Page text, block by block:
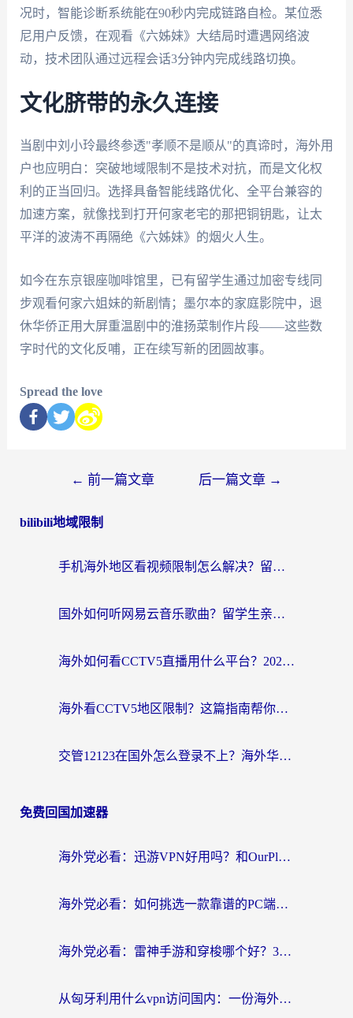
况时，智能诊断系统能在90秒内完成链路自检。某位悉
尼用户反馈，在观看《六姊妹》大结局时遭遇网络波
动，技术团队通过远程会话3分钟内完成线路切换。
文化脐带的永久连接
当剧中刘小玲最终参透"孝顺不是顺从"的真谛时，海外用
户也应明白：突破地域限制不是技术对抗，而是文化权
利的正当回归。选择具备智能线路优化、全平台兼容的
加速方案，就像找到打开何家老宅的那把铜钥匙，让太
平洋的波涛不再隔绝《六姊妹》的烟火人生。
如今在东京银座咖啡馆里，已有留学生通过加密专线同
步观看何家六姐妹的新剧情；墨尔本的家庭影院中，退
休华侨正用大屏重温剧中的淮扬菜制作片段——这些数
字时代的文化反哺，正在续写新的团圆故事。
Spread the love
← 前一篇文章 后一篇文章 →
bilibili地域限制
手机海外地区看视频限制怎么解决？留学生亲测有效的回国加速器指南
国外如何听网易云音乐歌曲？留学生亲测有效的回国加速方案
海外如何看CCTV5直播用什么平台？2026最新指南：看欧洲杯、中超、奥运不再卡
海外看CCTV5地区限制？这篇指南帮你流畅看欧洲杯、NBA还听中文解说
交管12123在国外怎么登录不上？海外华人必看的回国加速器选择指南
免费回国加速器
海外党必看：迅游VPN好用吗？和OurPlay VPN对比哪个回国效果更好？附真实体验测评
海外党必看：如何挑选一款靠谱的PC端VPN，让回国冲浪不再卡顿
海外党必看：雷神手游和穿梭哪个好？3步教你选对回国加速器（附实测对比）
从匈牙利用什么vpn访问国内：一份海外游子的网络归乡指南